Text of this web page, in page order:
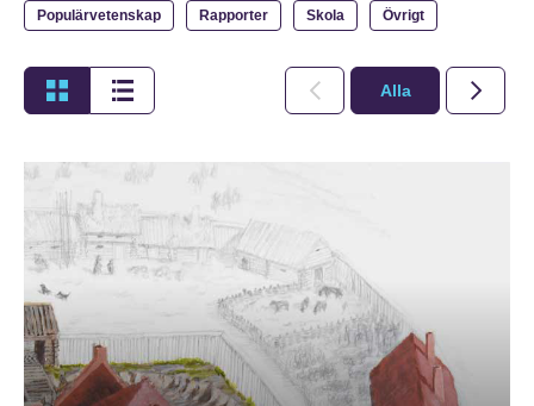
Populärvetenskap Rapporter Skola Övrigt
Alla 2026